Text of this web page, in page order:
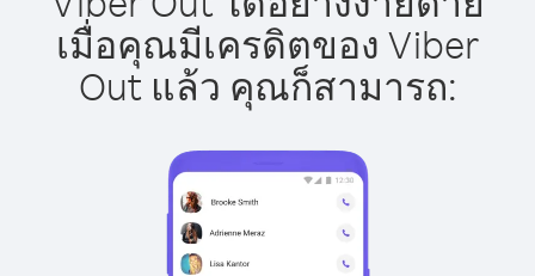
เมื่อคุณมีเครดิตของ Viber
Out แล้ว คุณก็สามารถ: